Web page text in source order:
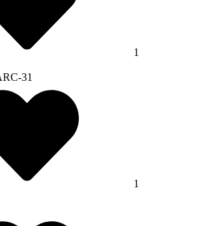
1
31
1